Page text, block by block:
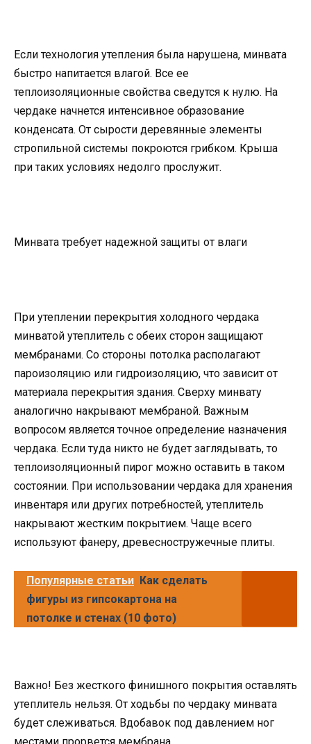
Если технология утепления была нарушена, минвата
быстро напитается влагой. Все ее
теплоизоляционные свойства сведутся к нулю. На
чердаке начнется интенсивное образование
конденсата. От сырости деревянные элементы
стропильной системы покроются грибком. Крыша
при таких условиях недолго прослужит.
Минвата требует надежной защиты от влаги
При утеплении перекрытия холодного чердака
минватой утеплитель с обеих сторон защищают
мембранами. Со стороны потолка располагают
пароизоляцию или гидроизоляцию, что зависит от
материала перекрытия здания. Сверху минвату
аналогично накрывают мембраной. Важным
вопросом является точное определение назначения
чердака. Если туда никто не будет заглядывать, то
теплоизоляционный пирог можно оставить в таком
состоянии. При использовании чердака для хранения
инвентаря или других потребностей, утеплитель
накрывают жестким покрытием. Чаще всего
используют фанеру, древесностружечные плиты.
Популярные статьи Как сделать
фигуры из гипсокартона на
потолке и стенах (10 фото)
Важно! Без жесткого финишного покрытия оставлять
утеплитель нельзя. От ходьбы по чердаку минвата
будет слеживаться. Вдобавок под давлением ног
местами прорвется мембрана